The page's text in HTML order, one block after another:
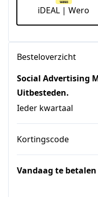
iDEAL | Wero
Besteloverzicht
Social Advertising
Uitbesteden.
Ieder kwartaal
Kortingscode
Vandaag te betalen